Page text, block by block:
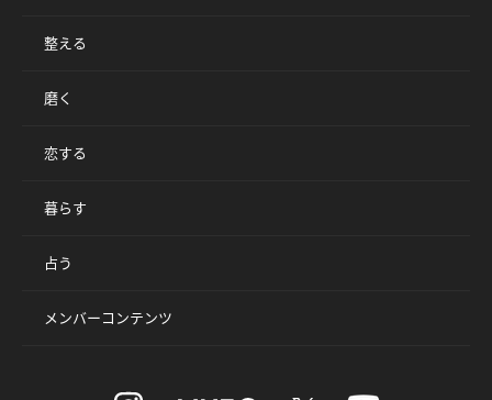
整える
磨く
恋する
暮らす
占う
メンバーコンテンツ